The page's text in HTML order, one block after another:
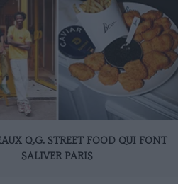
Q.G. STREET FOOD QUI FONT
SALIVER PARIS